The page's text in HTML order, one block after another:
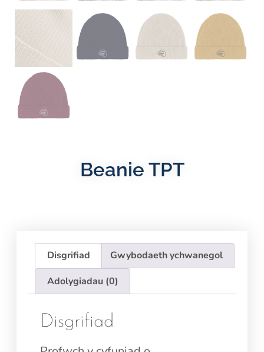
Beanie TPT
Disgrifiad
Gwybodaeth ychwanegol
Adolygiadau (0)
Disgrifiad